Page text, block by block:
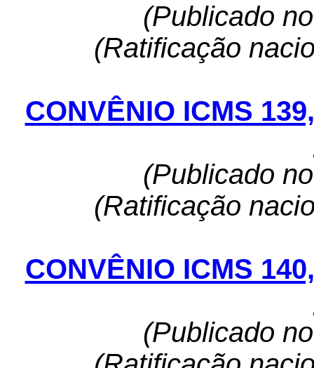
(Publicado
(Ratificação
CONVÊNIO ICMS
(Publicado
(Ratificação
CONVÊNIO ICMS
(Publicado